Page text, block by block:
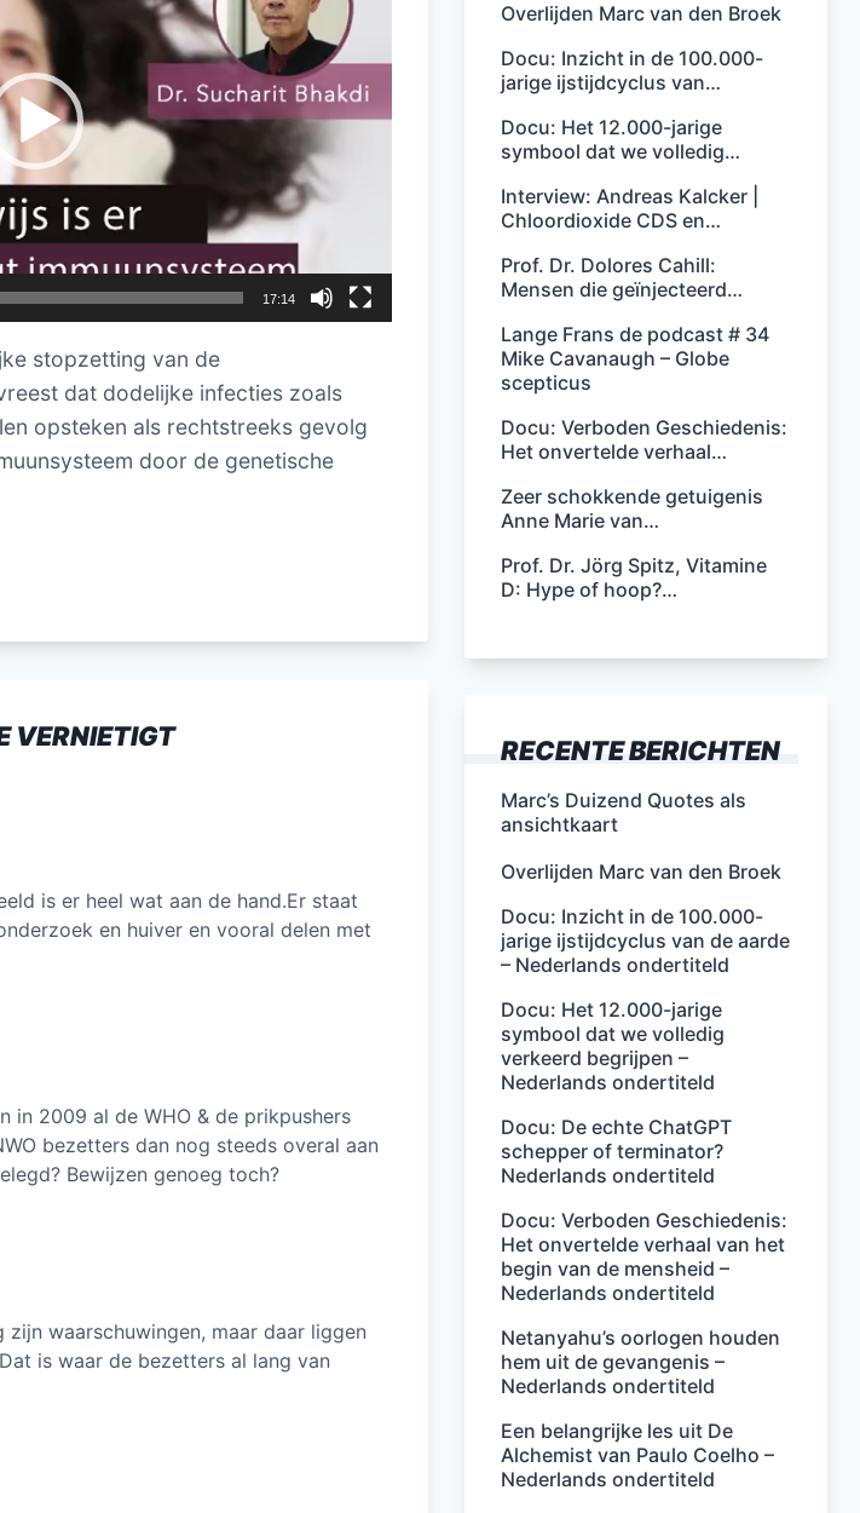
17:14
stopzetting van de
dat dodelijke infecties zoals
opsteken als rechtstreeks gevolg
door de genetische
VERNIETIGT
is er heel wat aan de hand.Er staat
en huiver en vooral delen met
in 2009 al de WHO & de prikpushers
bezetters dan nog steeds overal aan
Bewijzen genoeg toch?
waarschuwingen, maar daar liggen
is waar de bezetters al lang van
Overlijden Marc van den Broek
Docu: Inzicht in de 100.000-
jarige ijstijdcyclus van…
Docu: Het 12.000-jarige
symbool dat we volledig…
Interview: Andreas Kalcker |
Chloordioxide CDS en…
Prof. Dr. Dolores Cahill:
Mensen die geïnjecteerd…
Lange Frans de podcast # 34
Mike Cavanaugh – Globe
scepticus
Docu: Verboden Geschiedenis:
Het onvertelde verhaal…
Zeer schokkende getuigenis
Anne Marie van…
Prof. Dr. Jörg Spitz, Vitamine
D: Hype of hoop?…
RECENTE BERICHTEN
Marc’s Duizend Quotes als
ansichtkaart
Overlijden Marc van den Broek
Docu: Inzicht in de 100.000-
jarige ijstijdcyclus van de aarde
– Nederlands ondertiteld
Docu: Het 12.000-jarige
symbool dat we volledig
verkeerd begrijpen –
Nederlands ondertiteld
Docu: De echte ChatGPT
schepper of terminator?
Nederlands ondertiteld
Docu: Verboden Geschiedenis:
Het onvertelde verhaal van het
begin van de mensheid –
Nederlands ondertiteld
Netanyahu’s oorlogen houden
hem uit de gevangenis –
Nederlands ondertiteld
Een belangrijke les uit De
Alchemist van Paulo Coelho –
Nederlands ondertiteld